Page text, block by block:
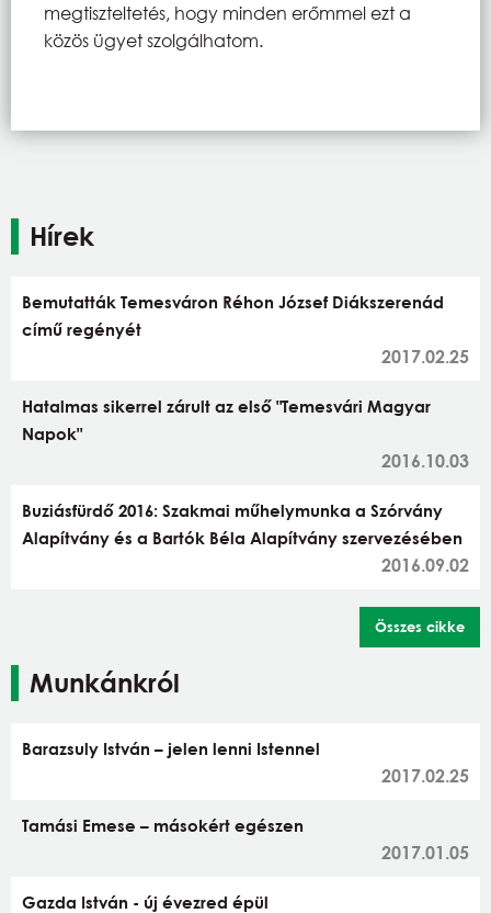
megtiszteltetés, hogy minden erőmmel ezt a
közös ügyet szolgálhatom.
Hírek
Bemutatták Temesváron Réhon József Diákszerenád
című regényét
2017.02.25
Hatalmas sikerrel zárult az első "Temesvári Magyar
Napok"
2016.10.03
Buziásfürdő 2016: Szakmai műhelymunka a Szórvány
Alapítvány és a Bartók Béla Alapítvány szervezésében
2016.09.02
Összes cikke
Munkánkról
Barazsuly István – jelen lenni Istennel
2017.02.25
Tamási Emese – másokért egészen
2017.01.05
Gazda István - új évezred épül